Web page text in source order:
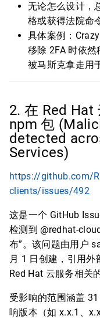
无论怎么设计，
格或获得法院命
具体案例：
移除 2FA 时依
被马斯克拿走用
2. 在 Red Hat
npm 包
detected
Services)
https://github.com/
clients/issues/492
这是一个 GitHub
检测到 @redhat-
布”。该问题由用户
月 1 日创建，引用外
Red Hat 云服务相关
受影响的范围涵盖
响版本（如 x.x.1、